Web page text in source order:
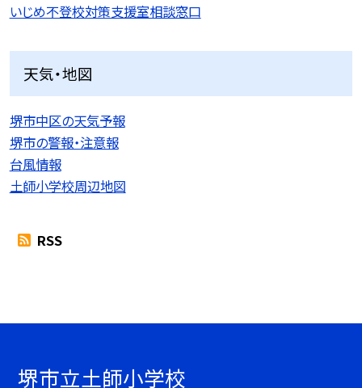
いじめ不登校対策支援室相談窓口
天気・地図
堺市中区の天気予報
堺市の警報・注意報
台風情報
土師小学校周辺地図
RSS
堺市立土師小学校